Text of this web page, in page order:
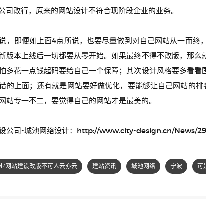
行，原来的网站设计不符合现阶段企业的业务。
，即便如上面4点所说，也要尽量做到对自己网站从一而
版本上线后一切都要从零开始。如果最终不得不改版，那
多花一点钱起码要给自己一个保障；其次设计风格要多看
的上面；还有就是网站要好做优化，要能够让自己网站的
站专一不二，要觉得自己的网站才是最美的。
公司-城池网络设计： http://www.city-design.cn/News/
网站建设改版不可人云亦云 建站资讯 城池网络 宁波 可